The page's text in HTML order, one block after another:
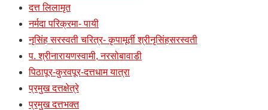
दत्त लिलामृत
नर्मदा परिक्रमा- पायी
नृसिंह सरस्वती चरित्र- कृपामूर्ती श्रीनृसिंहसरस्वती
प. श्रीनारायणस्वामी, नरसोबावाडी
पिठापूर-कुरवपूर-दत्तधाम यात्रा
प्रमुख दत्तक्षेत्रे
प्रमुख दत्तभक्त